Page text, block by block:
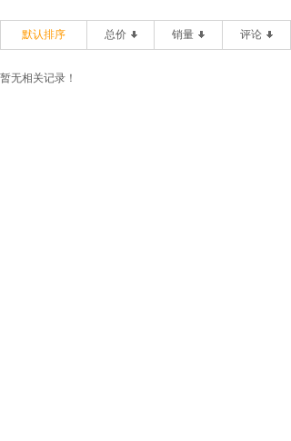
默认排序 总价 销量 评论
暂无相关记录！